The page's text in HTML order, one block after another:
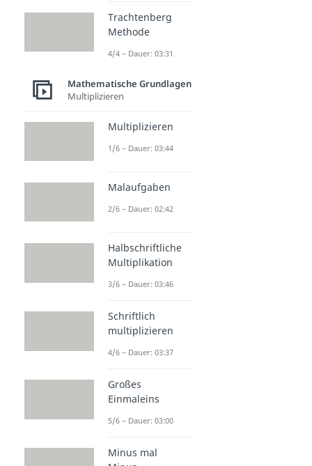
Trachtenberg
Methode
4/4 – Dauer: 03:31
Mathematische Grundlagen
Multiplizieren
Multiplizieren
1/6 – Dauer: 03:44
Malaufgaben
2/6 – Dauer: 02:42
Halbschriftliche
Multiplikation
3/6 – Dauer: 03:46
Schriftlich
multiplizieren
4/6 – Dauer: 03:37
Großes
Einmaleins
5/6 – Dauer: 03:00
Minus mal